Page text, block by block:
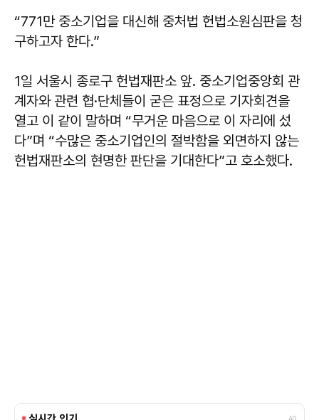
“771만 중소기업을 대신해 중처법 헌법소원심판을 청
구하고자 한다.”
1일 서울시 종로구 헌법재판소 앞. 중소기업중앙회 관
계자와 관련 협·단체들이 굳은 표정으로 기자회견을
열고 이 같이 말하며 “무거운 마음으로 이 자리에 섰
다”며 “수많은 중소기업인의 절박함을 외면하지 않는
헌법재판소의 현명한 판단을 기대한다”고 호소했다.